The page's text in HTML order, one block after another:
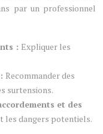
par un professionnel
: Expliquer les
Recommander des
surtensions.
et des
les dangers potentiels.